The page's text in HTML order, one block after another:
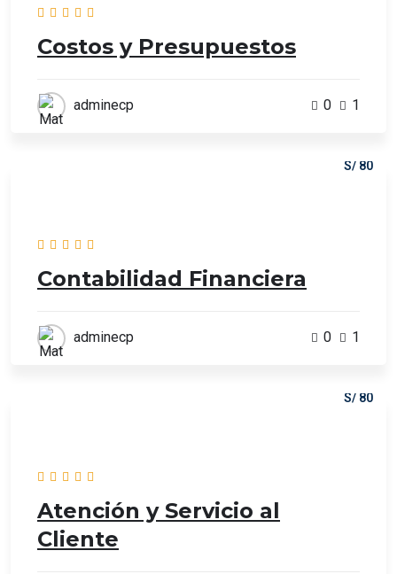
Costos y Presupuestos
adminecp 0 1
S/ 80
Contabilidad Financiera
adminecp 0 1
S/ 80
Atención y Servicio al
Cliente